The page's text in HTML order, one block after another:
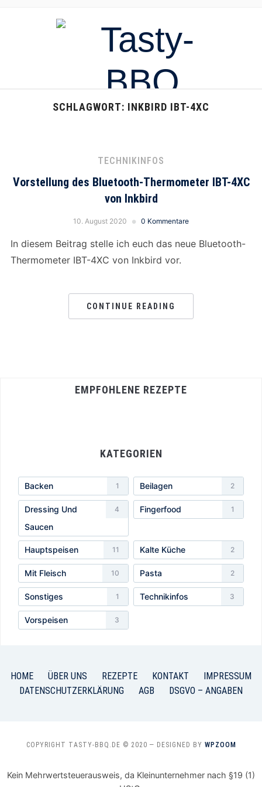
SCHLAGWORT: INKBIRD IBT-4XC
TECHNIKINFOS
Vorstellung des Bluetooth-Thermometer IBT-4XC
von Inkbird
10. August 2020 0 Kommentare
In diesem Beitrag stelle ich euch das neue Bluetooth-
Thermometer IBT-4XC von Inkbird vor.
CONTINUE READING
EMPFOHLENE REZEPTE
KATEGORIEN
Backen 1 Beilagen 2
Dressing Und
Saucen
4 Fingerfood 1
Hauptspeisen 11 Kalte Küche 2
Mit Fleisch 10 Pasta 2
Sonstiges 1 Technikinfos 3
Vorspeisen 3
HOME ÜBER UNS REZEPTE KONTAKT
IMPRESSUM
DATENSCHUTZERKLÄRUNG
AGB DSGVO – ANGABEN
COPYRIGHT TASTY-BBQ.DE © 2020 — DESIGNED BY WPZOOM
Kein Mehrwertsteuerausweis, da Kleinunternehmer nach §19 (1)